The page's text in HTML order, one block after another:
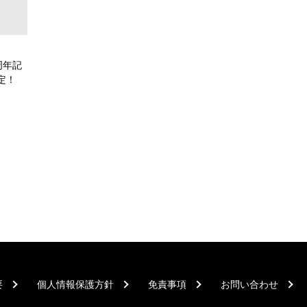
年記
！
個人情報保護方針 免責事項 お問い合わせ